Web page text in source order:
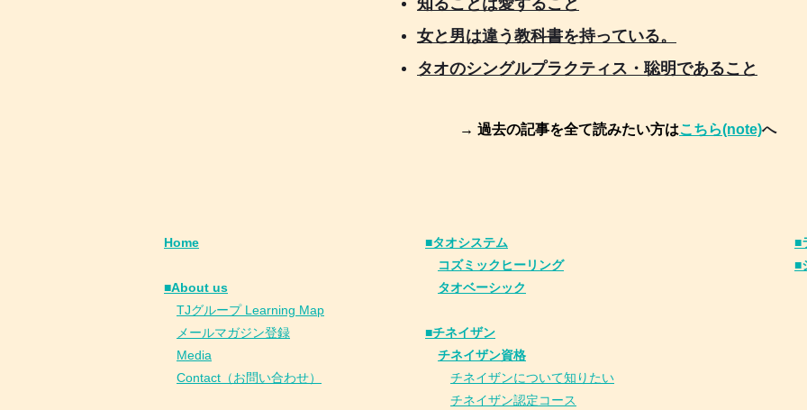
女と男は違う教科書を持っている。
タオのシングルプラクティス・聡明であること
→ 過去の記事を全て読みたい方はこちら(note)へ
Home
■About us
TJグループ Learning Map
メールマガジン登録
Media
Contact（お問い合わせ）
■タオシステム
コズミックヒーリング
タオベーシック
■チネイザン
チネイザン資格
チネイザンについて知りたい
チネイザン認定コース
■
■